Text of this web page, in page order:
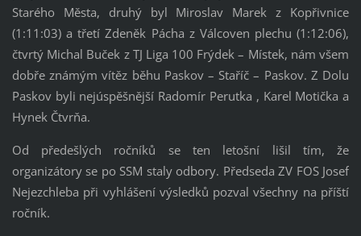
Starého Města, druhý byl Miroslav Marek z Kopřivnice
(1:11:03) a třetí Zdeněk Pácha z Válcoven plechu (1:12:06),
čtvrtý Michal Buček z TJ Liga 100 Frýdek – Místek, nám všem
dobře známým vítěz běhu Paskov – Staříč – Paskov. Z Dolu
Paskov byli nejúspěšnější Radomír Perutka , Karel Motička a
Hynek Čtvrňa.
Od předešlých ročníků se ten letošní lišil tím, že
organizátory se po SSM staly odbory. Předseda ZV FOS Josef
Nejezchleba při vyhlášení výsledků pozval všechny na příští
ročník.